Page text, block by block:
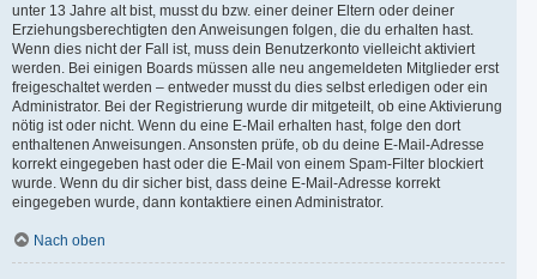
unter 13 Jahre alt bist, musst du bzw. einer deiner Eltern oder deiner
Erziehungsberechtigten den Anweisungen folgen, die du erhalten hast.
Wenn dies nicht der Fall ist, muss dein Benutzerkonto vielleicht aktiviert
werden. Bei einigen Boards müssen alle neu angemeldeten Mitglieder erst
freigeschaltet werden – entweder musst du dies selbst erledigen oder ein
Administrator. Bei der Registrierung wurde dir mitgeteilt, ob eine Aktivierung
nötig ist oder nicht. Wenn du eine E-Mail erhalten hast, folge den dort
enthaltenen Anweisungen. Ansonsten prüfe, ob du deine E-Mail-Adresse
korrekt eingegeben hast oder die E-Mail von einem Spam-Filter blockiert
wurde. Wenn du dir sicher bist, dass deine E-Mail-Adresse korrekt
eingegeben wurde, dann kontaktiere einen Administrator.
Nach oben